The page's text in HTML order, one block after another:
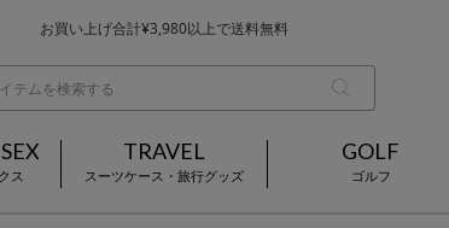
お買い上げ合計¥3,980以上で送料無料
翌営業日を目安に順次発送（一部お取り寄せ商品を除く）
ス
TRAVEL
スーツケース・旅行グッズ
GOLF
ゴルフ